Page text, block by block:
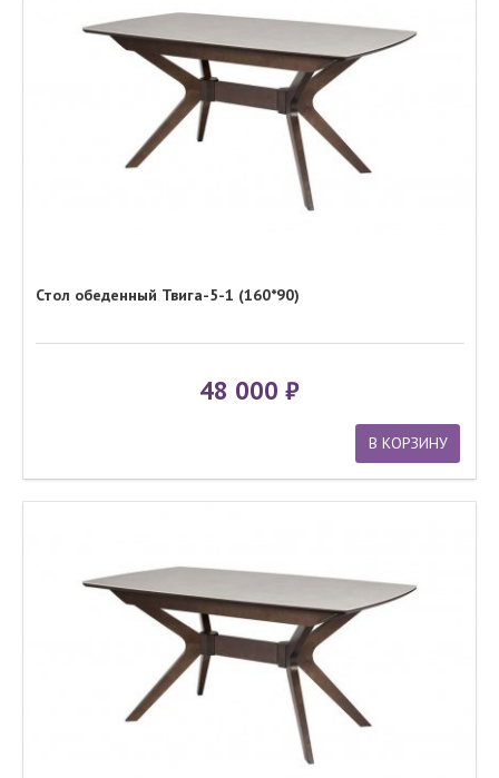
Стол обеденный Твига-5-1 (160*90)
48 000
В КОРЗИНУ